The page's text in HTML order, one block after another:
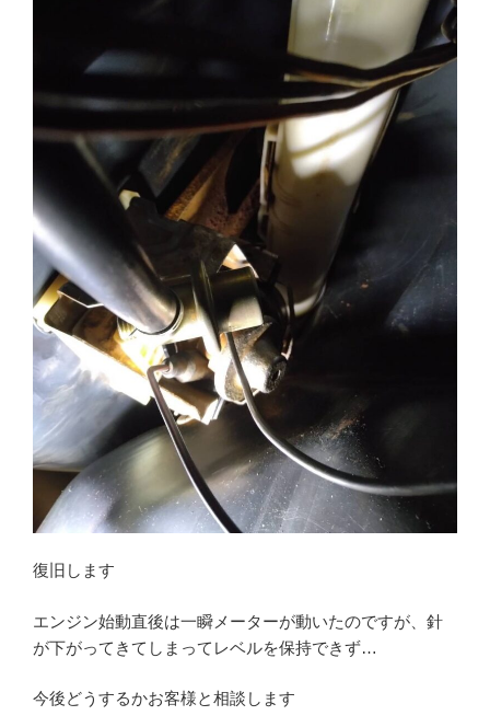
復旧します
エンジン始動直後は一瞬メーターが動いたのですが、針
が下がってきてしまってレベルを保持できず…
今後どうするかお客様と相談します